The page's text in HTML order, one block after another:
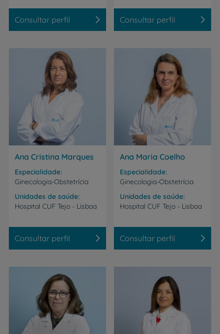
Consultar perfil Consultar perfil
Ana Cristina Marques
Especialidade
Ginecologia-Obstetrícia
Unidades de saúde
Hospital CUF Tejo - Lisboa
Consultar perfil
Ana Maria Coelho
Especialidade
Ginecologia-Obstetrícia
Unidades de saúde
Hospital CUF Tejo - Lisboa
Consultar perfil